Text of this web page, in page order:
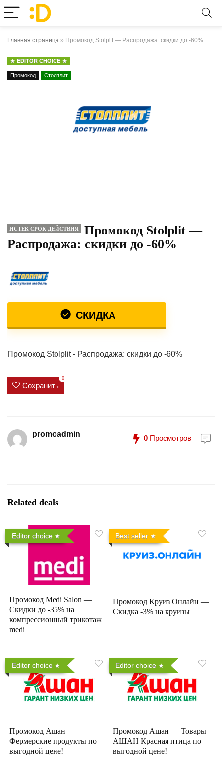
Главная страница » Промокод Stolplit — Распродажа: скидки до -60%
EDITOR CHOICE
Промокод Столплит
ИСТЕК СРОК ДЕЙСТВИЯ
Промокод Stolplit —
Распродажа: скидки до -60%
СКИДКА
Промокод Stolplit - Распродажа: скидки до -60%
Сохранить
0
promoadmin 0 Просмотров
Related deals
Editor choice
Промокод Medi Salon —
Скидки до -35% на
компрессионный трикотаж
medi
Best seller
Промокод Круиз Онлайн —
Скидка -3% на круизы
Editor choice
Промокод Ашан —
Фермерские продукты по
выгодной цене!
Editor choice
Промокод Ашан — Товары
АШАН Красная птица по
выгодной цене!